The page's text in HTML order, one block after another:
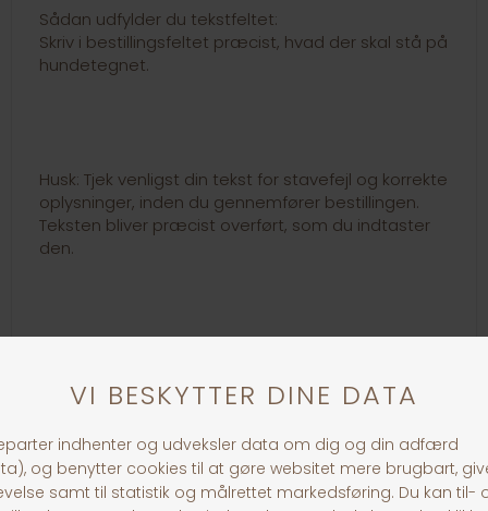
Sådan udfylder du tekstfeltet:
Skriv i bestillingsfeltet præcist, hvad der skal stå på
hundetegnet.
Husk: Tjek venligst din tekst for stavefejl og korrekte
oplysninger, inden du gennemfører bestillingen.
Teksten bliver præcist overført, som du indtaster
den.
Link til loven om hundetegn: